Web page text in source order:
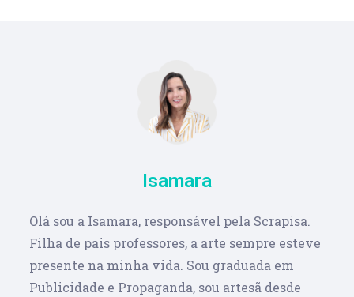
Isamara
Olá sou a Isamara, responsável pela Scrapisa.
Filha de pais professores, a arte sempre esteve
presente na minha vida. Sou graduada em
Publicidade e Propaganda, sou artesã desde